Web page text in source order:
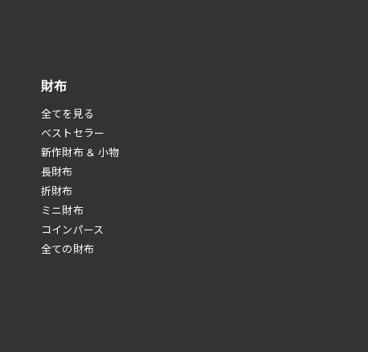
財布
全てを見る
べストセラー
新作財布 & 小物
長財布
折財布
ミニ財布
コインパース
全ての財布